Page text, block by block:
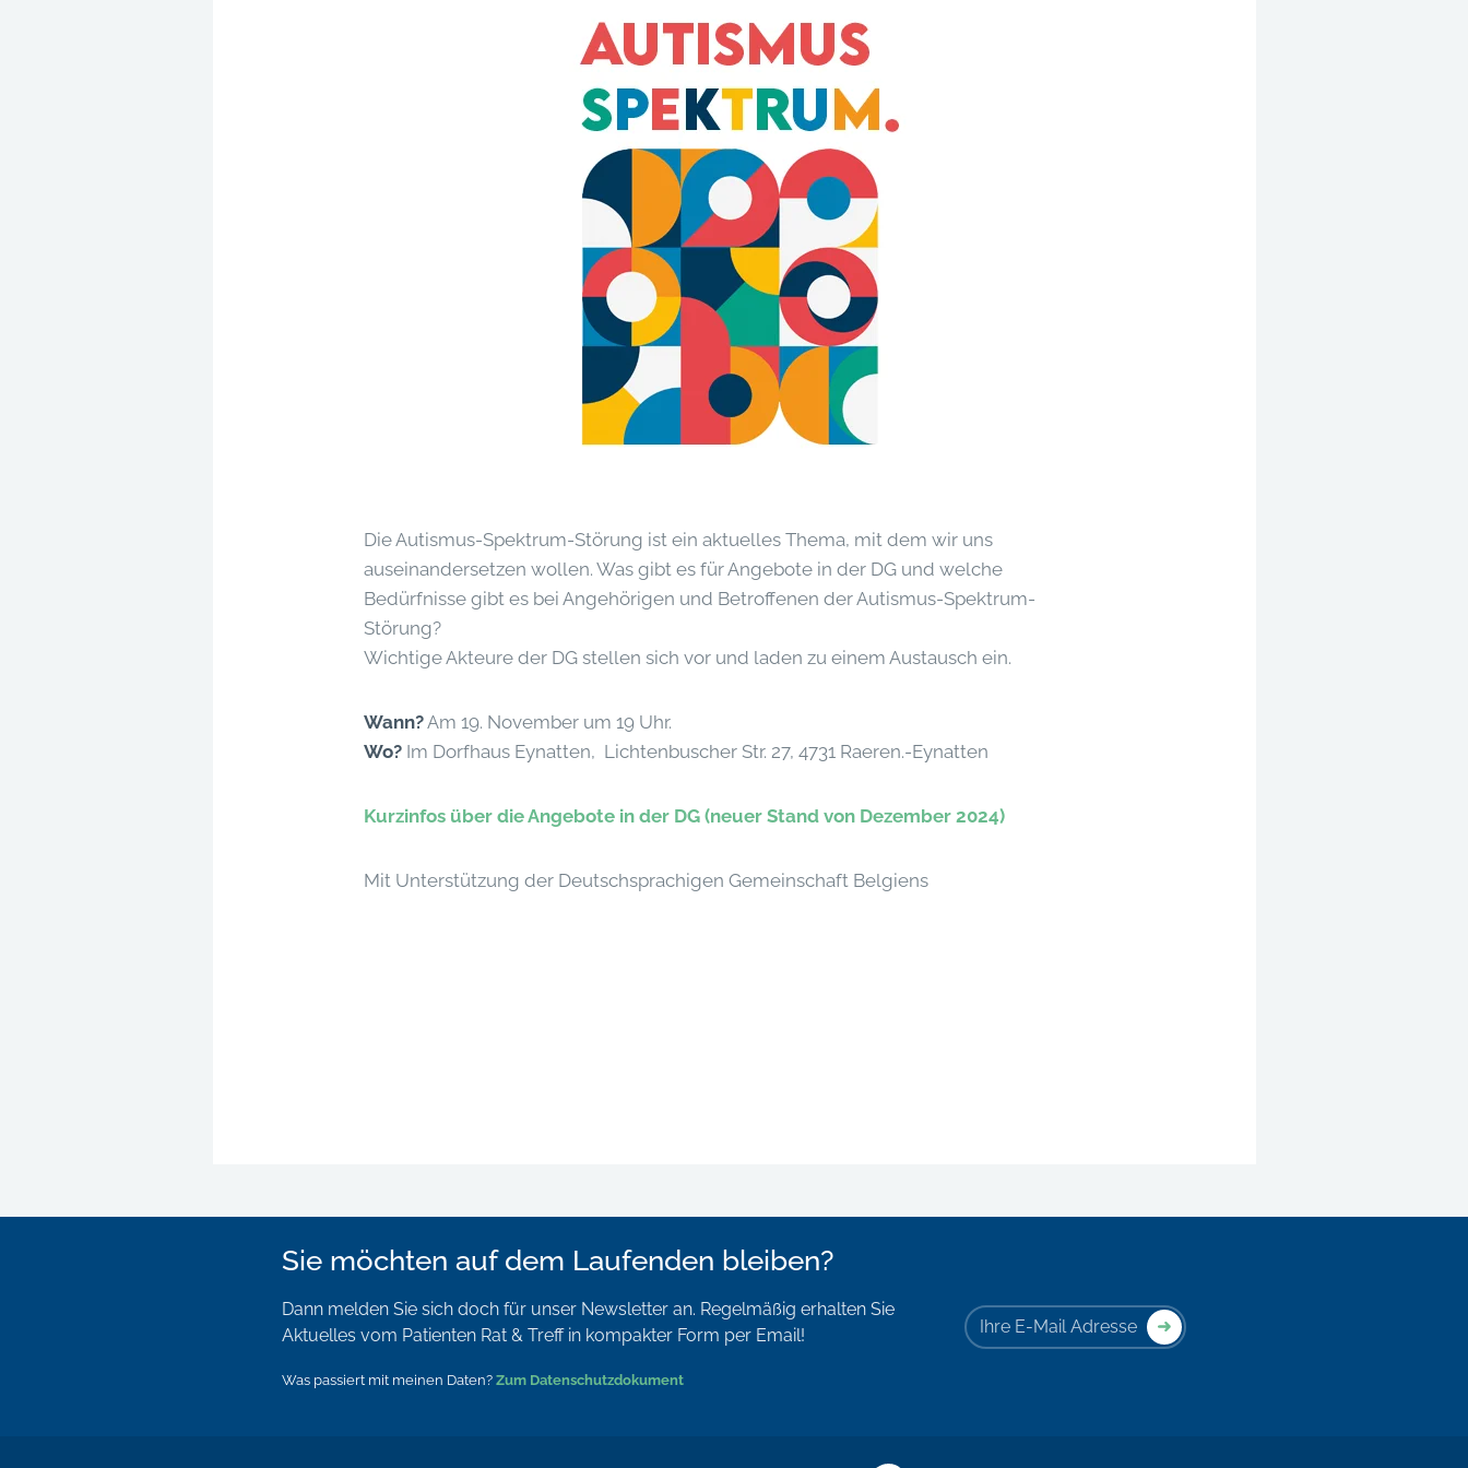
Die Autismus-Spektrum-Störung ist ein aktuelles Thema, mit dem wir uns
auseinandersetzen wollen. Was gibt es für Angebote in der DG und welche
Bedürfnisse gibt es bei Angehörigen und Betroffenen der Autismus-Spektrum-
Störung?
Wichtige Akteure der DG stellen sich vor und laden zu einem Austausch ein.
Wann?Am 19. November um 19 Uhr.
Wo? Im Dorfhaus Eynatten, Lichtenbuscher Str. 27, 4731 Raeren.-Eynatten
Kurzinfos über die Angebote in der DG (neuer Stand von Dezember 2024)
Mit Unterstützung der Deutschsprachigen Gemeinschaft Belgiens
Sie möchten auf dem Laufenden bleiben?
Dann melden Sie sich doch für unser Newsletter an. Regelmäßig erhalten Sie
Aktuelles vom Patienten Rat & Treff in kompakter Form per Email!
Was passiert mit meinen Daten? Zum Datenschutzdokument